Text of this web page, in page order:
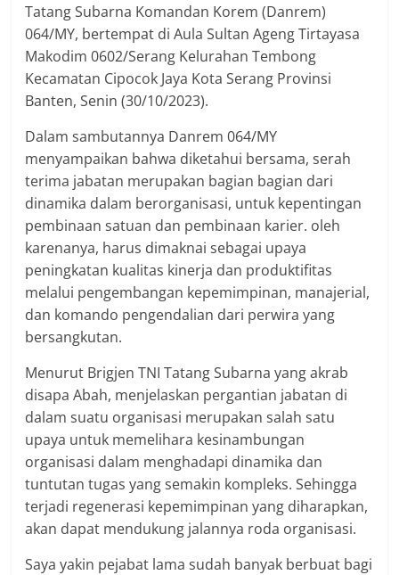
Tatang Subarna Komandan Korem (Danrem)
064/MY, bertempat di Aula Sultan Ageng Tirtayasa
Makodim 0602/Serang Kelurahan Tembong
Kecamatan Cipocok Jaya Kota Serang Provinsi
Banten, Senin (30/10/2023).
Dalam sambutannya Danrem 064/MY
menyampaikan bahwa diketahui bersama, serah
terima jabatan merupakan bagian bagian dari
dinamika dalam berorganisasi, untuk kepentingan
pembinaan satuan dan pembinaan karier. oleh
karenanya, harus dimaknai sebagai upaya
peningkatan kualitas kinerja dan produktifitas
melalui pengembangan kepemimpinan, manajerial,
dan komando pengendalian dari perwira yang
bersangkutan.
Menurut Brigjen TNI Tatang Subarna yang akrab
disapa Abah, menjelaskan pergantian jabatan di
dalam suatu organisasi merupakan salah satu
upaya untuk memelihara kesinambungan
organisasi dalam menghadapi dinamika dan
tuntutan tugas yang semakin kompleks. Sehingga
terjadi regenerasi kepemimpinan yang diharapkan,
akan dapat mendukung jalannya roda organisasi.
Saya yakin pejabat lama sudah banyak berbuat bagi